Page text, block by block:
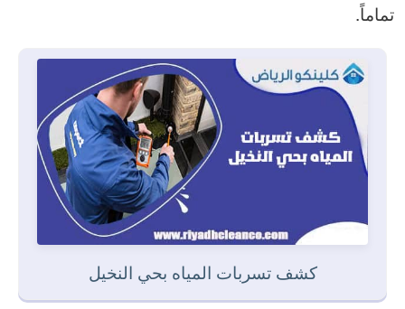
تماماً.
كشف تسربات المياه بحي النخيل